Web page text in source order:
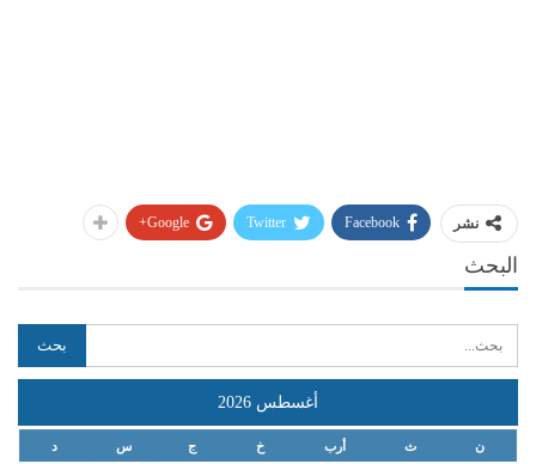
نشر Facebook
Twitter
Google+
البحث
أغسطس 2026
ن ث أرب خ ج س د